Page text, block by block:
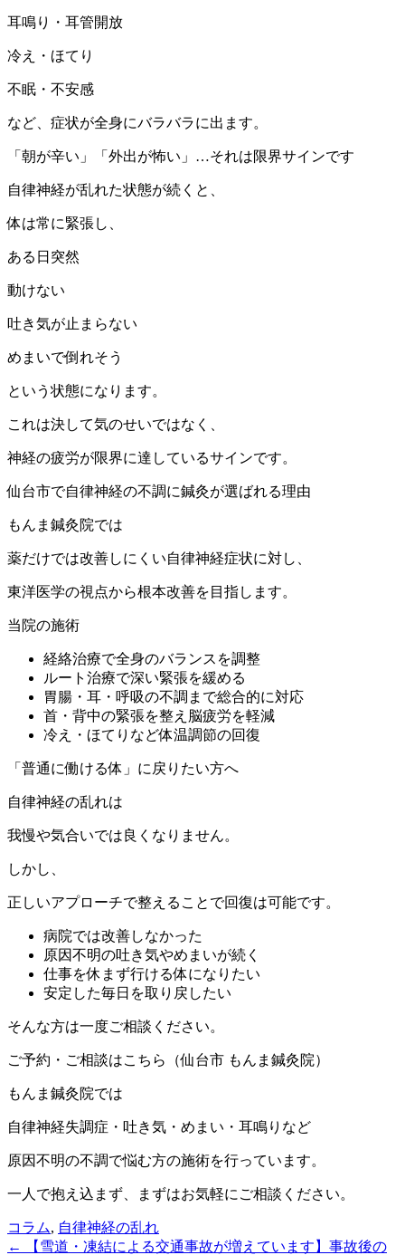
耳鳴り・耳管開放
冷え・ほてり
不眠・不安感
など、症状が全身にバラバラに出ます。
「朝が辛い」「外出が怖い」…それは限界サインです
自律神経が乱れた状態が続くと、
体は常に緊張し、
ある日突然
動けない
吐き気が止まらない
めまいで倒れそう
という状態になります。
これは決して気のせいではなく、
神経の疲労が限界に達しているサインです。
仙台市で自律神経の不調に鍼灸が選ばれる理由
もんま鍼灸院では
薬だけでは改善しにくい自律神経症状に対し、
東洋医学の視点から根本改善を目指します。
当院の施術
経絡治療で全身のバランスを調整
ルート治療で深い緊張を緩める
胃腸・耳・呼吸の不調まで総合的に対応
首・背中の緊張を整え脳疲労を軽減
冷え・ほてりなど体温調節の回復
「普通に働ける体」に戻りたい方へ
自律神経の乱れは
我慢や気合いでは良くなりません。
しかし、
正しいアプローチで整えることで回復は可能です。
病院では改善しなかった
原因不明の吐き気やめまいが続く
仕事を休まず行ける体になりたい
安定した毎日を取り戻したい
そんな方は一度ご相談ください。
ご予約・ご相談はこちら（仙台市 もんま鍼灸院）
もんま鍼灸院では
自律神経失調症・吐き気・めまい・耳鳴りなど
原因不明の不調で悩む方の施術を行っています。
一人で抱え込まず、まずはお気軽にご相談ください。
コラム, 自律神経の乱れ
← 【雪道・凍結による交通事故が増えています】事故後の